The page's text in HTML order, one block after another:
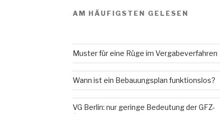
AM HÄUFIGSTEN GELESEN
Muster für eine Rüge im Vergabeverfahren
Wann ist ein Bebauungsplan funktionslos?
VG Berlin: nur geringe Bedeutung der GFZ-